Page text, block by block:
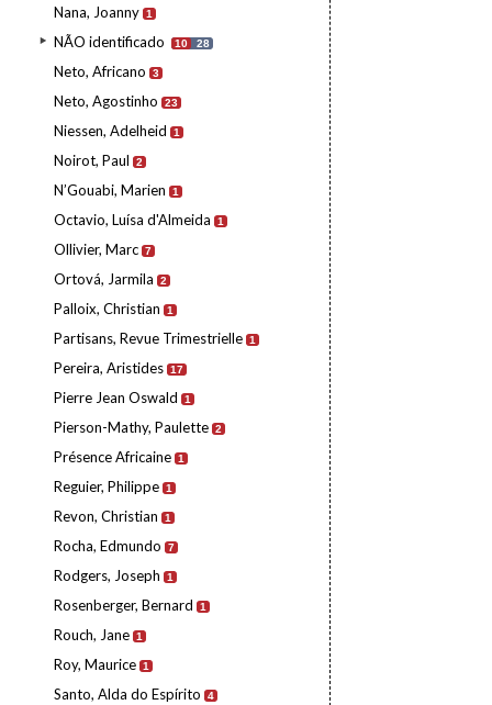
Nana, Joanny 1
NÃO identificado 10 28
Neto, Africano 3
Neto, Agostinho 23
Niessen, Adelheid 1
Noirot, Paul 2
N’Gouabi, Marien 1
Octavio, Luísa d'Almeida 1
Ollivier, Marc 7
Ortová, Jarmila 2
Palloix, Christian 1
Partisans, Revue Trimestrielle 1
Pereira, Aristides 17
Pierre Jean Oswald 1
Pierson-Mathy, Paulette 2
Présence Africaine 1
Reguier, Philippe 1
Revon, Christian 1
Rocha, Edmundo 7
Rodgers, Joseph 1
Rosenberger, Bernard 1
Rouch, Jane 1
Roy, Maurice 1
Santo, Alda do Espírito 4